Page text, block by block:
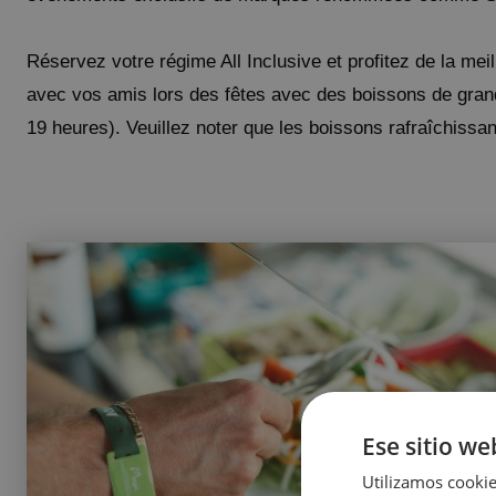
Réservez votre régime All Inclusive et profitez de la
avec vos amis lors des fêtes avec des boissons de
19 heures). Veuillez noter que les boissons
Ese sitio
Utilizamos